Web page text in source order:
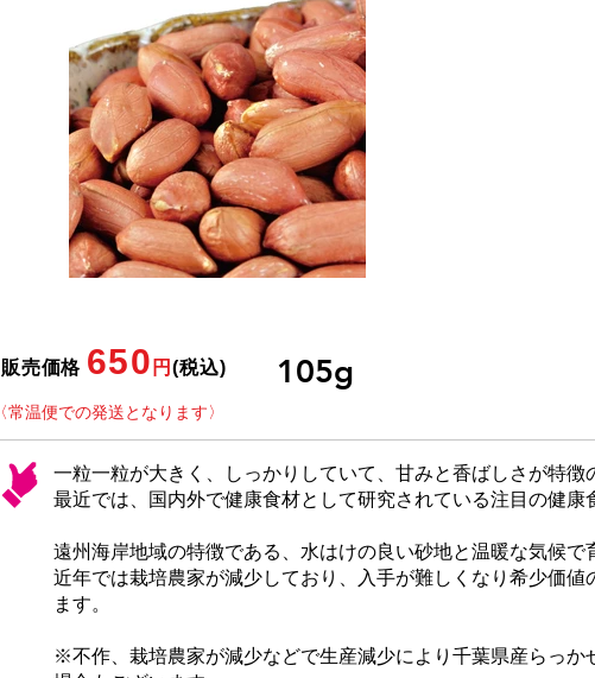
​105g
販売価格 650 円(税込)
​〈常温便での発送となります〉
一粒一粒が大きく、しっかりしていて、甘みと香ばしさが特徴
最近では、国内外で健康食材として研究されている注目の健康
遠州海岸地域の特徴である、水はけの良い砂地と温暖な気候で
近年では栽培農家が減少しており、入手が難しくなり希少価値
ます。
※不作、栽培農家が減少などで生産減少により千葉県産らっか